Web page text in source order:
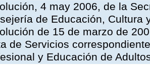
4 may 2006, de la
de Educación, Cultura
de 15 de marzo de
de Servicios
y Educación de